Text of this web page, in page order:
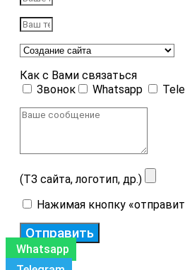
Как с Вами связаться
Звонок
Whatsapp
(ТЗ сайта, логотип, др.)
Нажимая кнопку
Отправить
Whatsapp